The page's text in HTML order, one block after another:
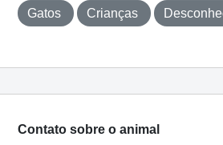
Gatos Crianças
Contato sobre o animal